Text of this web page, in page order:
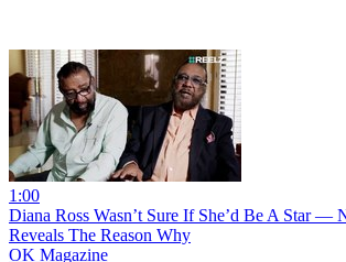
1:00
Diana Ross Wasn’t Sure If She’d Be A Star —
Reveals The Reason Why
OK Magazine